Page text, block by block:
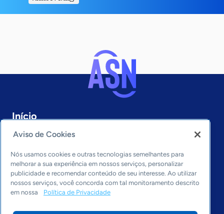
Início
Pernambuco
Sobre a ASN
Últimas notícias
Entre em contato
Editorias
Economia & Política
Inovação & Tecnologia
Aviso de Cookies
Nós usamos cookies e outras tecnologias semelhantes para
melhorar a sua experiência em nossos serviços, personalizar
publicidade e recomendar conteúdo de seu interesse. Ao utilizar
nossos serviços, você concorda com tal monitoramento descrito
em nossa
Política de Privacidade